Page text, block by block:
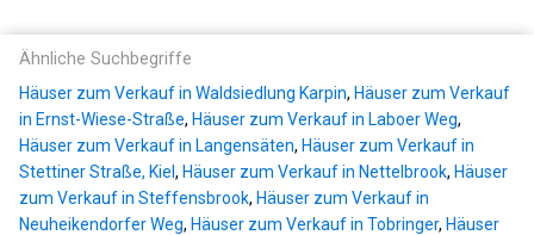
Ähnliche Suchbegriffe
Häuser zum Verkauf in Waldsiedlung Karpin, Häuser zum Verkauf
in Ernst-Wiese-Straße, Häuser zum Verkauf in Laboer Weg,
Häuser zum Verkauf in Langensäten, Häuser zum Verkauf in
Stettiner Straße, Kiel , Häuser zum Verkauf in Nettelbrook, Häuser
zum Verkauf in Steffensbrook, Häuser zum Verkauf in
Neuheikendorfer Weg, Häuser zum Verkauf in Tobringer, Häuser